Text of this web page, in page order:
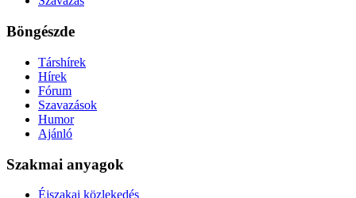
Böngészde
Társhírek
Hírek
Fórum
Szavazások
Humor
Ajánló
Szakmai anyagok
Éjszakai közlekedés